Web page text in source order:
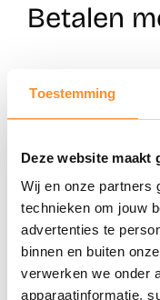
Toestemming
Deze website maakt
Wij en onze partners
technieken om jouw
advertenties te
binnen en buiten
verwerken we onder
apparaatinformatie,
Betalen